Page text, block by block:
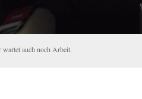
wartet auch noch Arbeit.